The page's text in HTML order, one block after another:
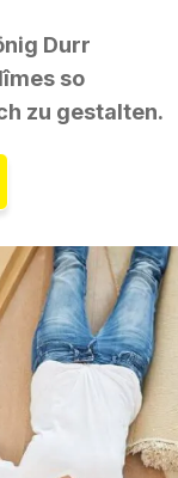
Durr
so
zu gestalten.